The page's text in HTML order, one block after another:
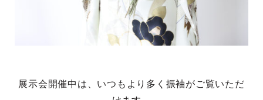
展示会開催中は、いつもより多く振袖がご覧いただ